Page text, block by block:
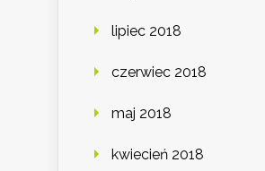
lipiec 2018
czerwiec 2018
maj 2018
kwiecień 2018